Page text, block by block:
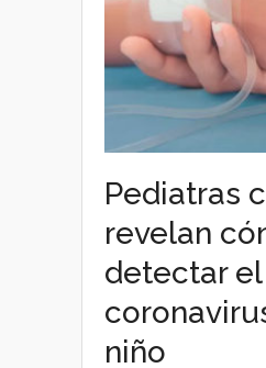
Pediatras
revelan
detectar el
niño